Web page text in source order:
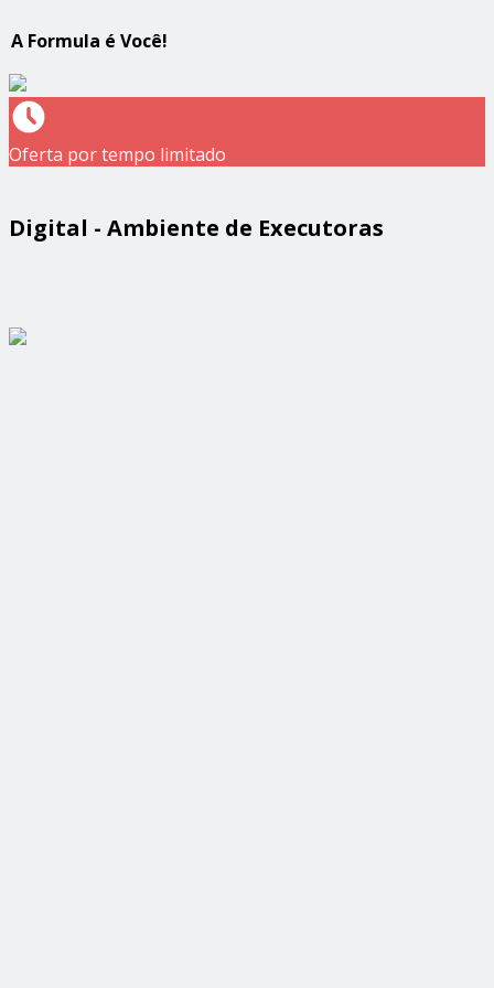
A Formula é Você!
Oferta por tempo limitado
Digital - Ambiente de Executoras